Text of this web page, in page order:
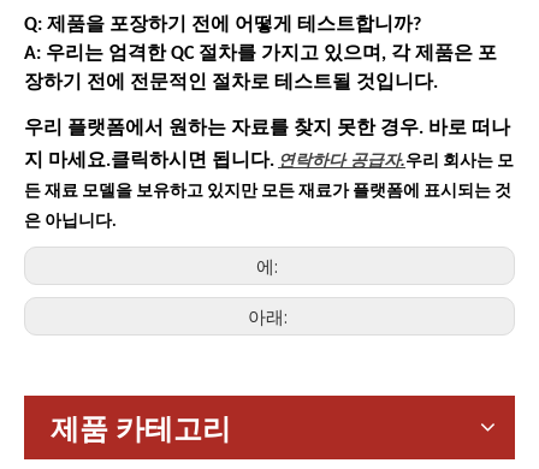
Q: 제품을 포장하기 전에 어떻게 테스트합니까?
A: 우리는 엄격한 QC 절차를 가지고 있으며, 각 제품은 포
장하기 전에 전문적인 절차로 테스트될 것입니다.
우리 플랫폼에서 원하는 자료를 찾지 못한 경우. 바로 떠나
지 마세요.클릭하시면 됩니다. 연락하다 공급자.우리 회사는 모
든 재료 모델을 보유하고 있지만 모든 재료가 플랫폼에 표시되는 것
은 아닙니다.
에:
아래:
제품 카테고리
스마트폰, 태블릿, 웨어러블 기기 등 가전제품이 확산되면서 소